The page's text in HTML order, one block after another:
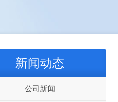
新闻动态
公司新闻